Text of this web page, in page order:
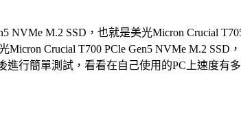
M.2 SSD，也就是美光Micron Crucial
Crucial T700 PCle Gen5 NVMe M.2
進行簡單測試，看看在自己使用的PC上速度有多